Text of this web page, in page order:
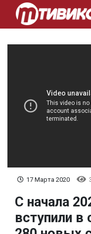
17 Марта 2020
С начала
вступили в